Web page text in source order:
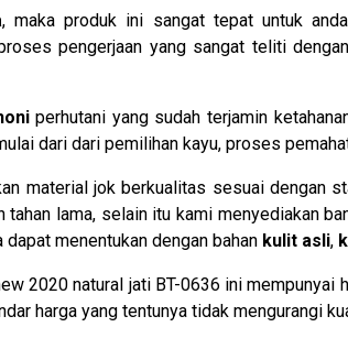
, maka produk ini sangat tepat untuk
pengerjaan yang sangat teliti
perhutani yang sudah terjamin
dari dari pemilihan kayu, proses
material jok berkualitas sesuai dengan
lama, selain itu kami menyediakan
menentukan dengan bahan kulit asli,
2020 natural jati BT-0636 ini
harga yang tentunya tidak mengurangi